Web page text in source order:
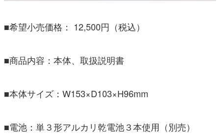
■希望小売価格： 12,500円（税込）
■商品内容：本体、取扱説明書
■本体サイズ：W153×D103×H96mm
■電池：単３形アルカリ乾電池３本使用（別売）